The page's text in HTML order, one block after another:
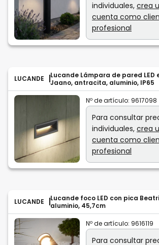
individuales, crea
cuenta como
profesional
LUCANDE
Lucande Lámpara de pared
Jaano, antracita, aluminio, IP65
Nº de artículo: 9617098
Para consultar
individuales, crea
cuenta como
profesional
LUCANDE
Lucande foco LED con pica
aluminio, 45,7cm
Nº de artículo: 9616119
Para consultar